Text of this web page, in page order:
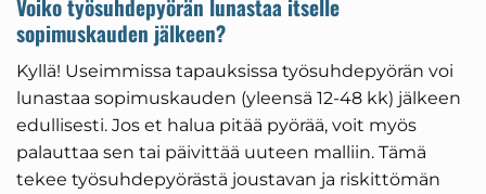
Voiko työsuhdepyörän lunastaa itselle
sopimuskauden jälkeen?
Kyllä! Useimmissa tapauksissa työsuhdepyörän voi
lunastaa sopimuskauden (yleensä 12-48 kk) jälkeen
edullisesti. Jos et halua pitää pyörää, voit myös
palauttaa sen tai päivittää uuteen malliin. Tämä
tekee työsuhdepyörästä joustavan ja riskittömän